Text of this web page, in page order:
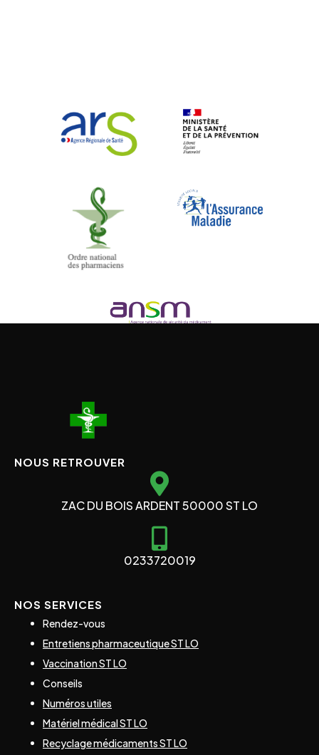
NOUS RETROUVER
ZAC DU BOIS ARDENT 50000 ST LO
0233720019
NOS SERVICES
Rendez-vous
Entretiens pharmaceutique ST LO
Vaccination ST LO
Conseils
Numéros utiles
Matériel médical ST LO
Recyclage médicaments ST LO